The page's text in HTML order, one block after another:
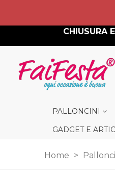
PALLONCINI
GADGET E
Home >